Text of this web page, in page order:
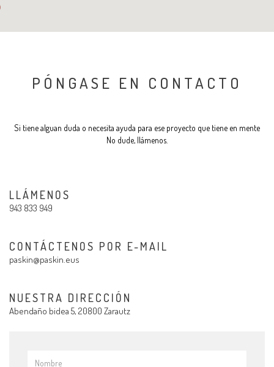
PÓNGASE EN CONTACTO
Si tiene alguan duda o necesita ayuda para ese proyecto que tiene en mente
No dude, llámenos.
LLÁMENOS
943 833 949
CONTÁCTENOS POR E-MAIL
paskin@paskin.eus
NUESTRA DIRECCIÓN
Abendaño bidea 5, 20800 Zarautz